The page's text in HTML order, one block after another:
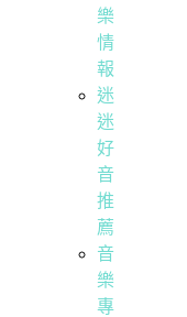
樂
情
報
迷
迷
好
音
推
薦
音
樂
專